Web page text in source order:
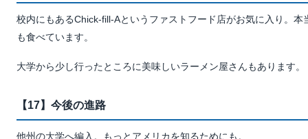
校内にもあるChick-fill-Aというファストフード店がお気に入り。本
も食べています。
大学から少し行ったところに美味しいラーメン屋さんもあります。
【17】今後の進路
他州の大学へ編入。もっとアメリカを知るためにも。